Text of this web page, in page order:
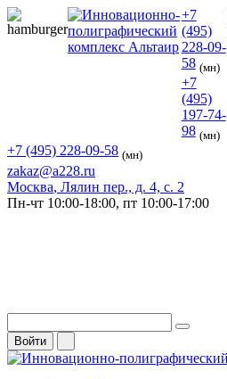
+7
(495)
228-09-
58 (мн)
+7
(495)
197-74-
98 (мн)
+7 (495) 228-09-58 (мн)
zakaz@a228.ru
Москва, Лялин пер., д. 4, с. 2
Пн-чт 10:00-18:00, пт 10:00-17:00
Войти